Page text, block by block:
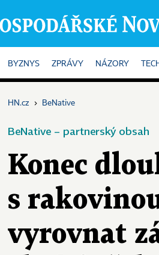
HOME
BYZNYS ZPRÁVY NÁZORY
HN.cz › BeNative
BeNative – partnerský obsah
Konec
s
vyrovnat